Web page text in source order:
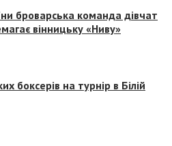
броварська команда дівчат
вінницьку «Ниву»
боксерів на турнір в Білій